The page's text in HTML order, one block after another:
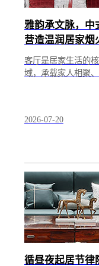
雅韵承文脉，中
营造温润居家烟
客厅是居家生活的
域，承载家人相聚
间...
2026-07-20
循昼夜起居节律